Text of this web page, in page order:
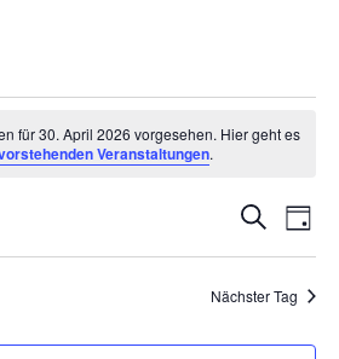
für 30. April 2026 vorgesehen. Hier geht es
Veranstaltungen.
Suche
und
SucheTag
Nächster Tag